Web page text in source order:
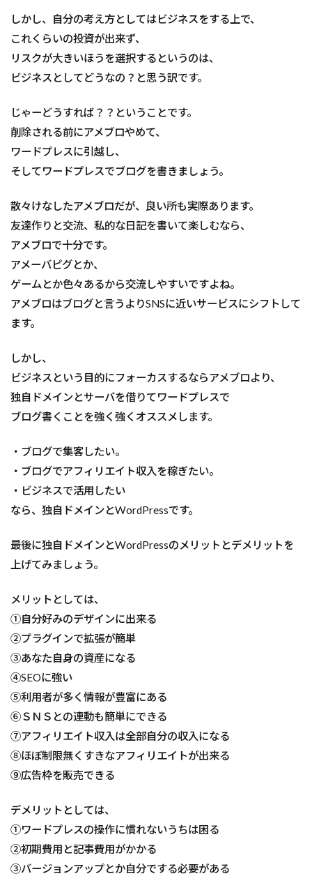
しかし、自分の考え方としてはビジネスをする上で、
これくらいの投資が出来ず、
リスクが大きいほうを選択するというのは、
ビジネスとしてどうなの？と思う訳です。
じゃーどうすれば？？ということです。
削除される前にアメブロやめて、
ワードプレスに引越し、
そしてワードプレスでブログを書きましょう。
散々けなしたアメブロだが、良い所も実際あります。
友達作りと交流、私的な日記を書いて楽しむなら、
アメブロで十分です。
アメーバピグとか、
ゲームとか色々あるから交流しやすいですよね。
アメブロはブログと言うよりSNSに近いサービスにシフトして
ます。
しかし、
ビジネスという目的にフォーカスするならアメブロより、
独自ドメインとサーバを借りてワードプレスで
ブログ書くことを強く強くオススメします。
・ブログで集客したい。
・ブログでアフィリエイト収入を稼ぎたい。
・ビジネスで活用したい
なら、独自ドメインとWordPressです。
最後に独自ドメインとWordPressのメリットとデメリットを
上げてみましょう。
メリットとしては、
①自分好みのデザインに出来る
②プラグインで拡張が簡単
③あなた自身の資産になる
④SEOに強い
⑤利用者が多く情報が豊富にある
⑥ＳＮＳとの連動も簡単にできる
⑦アフィリエイト収入は全部自分の収入になる
⑧ほぼ制限無くすきなアフィリエイトが出来る
⑨広告枠を販売できる
デメリットとしては、
①ワードプレスの操作に慣れないうちは困る
②初期費用と記事費用がかかる
③バージョンアップとか自分でする必要がある